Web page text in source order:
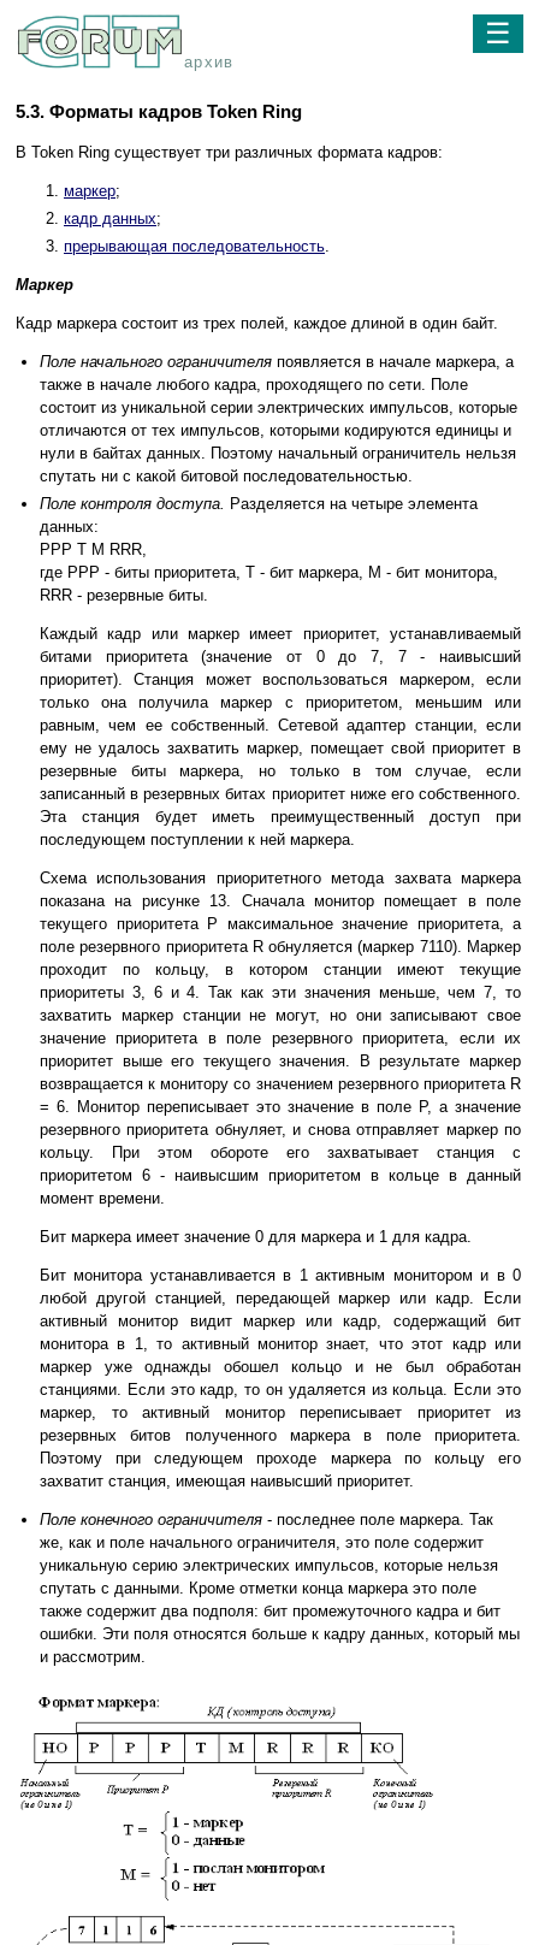
архив
☰
5.3. Форматы кадров Token Ring
В Token Ring существует три различных формата кадров:
маpкеp;
кадp данных;
пpеpывающая последовательность.
Маркер
Кадр маркера состоит из трех полей, каждое длиной в один байт.
Поле начального ограничителя появляется в начале маркера, а
также в начале любого кадра, проходящего по сети. Поле
состоит из уникальной серии электрических импульсов, которые
отличаются от тех импульсов, которыми кодируются единицы и
нули в байтах данных. Поэтому начальный ограничитель нельзя
спутать ни с какой битовой последовательностью.
Поле контроля доступа. Разделяется на четыре элемента
данных:
PPP T M RRR,
где PPP - биты приоритета, T - бит маркера, M - бит монитора,
RRR - резервные биты.
Каждый кадр или маркер имеет приоритет, устанавливаемый
битами приоритета (значение от 0 до 7, 7 - наивысший
приоритет). Станция может воспользоваться маркером, если
только она получила маркер с приоритетом, меньшим или
равным, чем ее собственный. Сетевой адаптер станции, если
ему не удалось захватить маркер, помещает свой приоритет в
резервные биты маркера, но только в том случае, если
записанный в резервных битах приоритет ниже его собственного.
Эта станция будет иметь преимущественный доступ при
последующем поступлении к ней маркера.
Схема использования приоритетного метода захвата маркера
показана на рисунке 13. Сначала монитор помещает в поле
текущего приоритета P максимальное значение приоритета, а
поле резервного приоритета R обнуляется (маркер 7110). Маркер
проходит по кольцу, в котором станции имеют текущие
приоритеты 3, 6 и 4. Так как эти значения меньше, чем 7, то
захватить маркер станции не могут, но они записывают свое
значение приоритета в поле резервного приоритета, если их
приоритет выше его текущего значения. В результате маркер
возвращается к монитору со значением резервного приоритета R
= 6. Монитор переписывает это значение в поле P, а значение
резервного приоритета обнуляет, и снова отправляет маркер по
кольцу. При этом обороте его захватывает станция с
приоритетом 6 - наивысшим приоритетом в кольце в данный
момент времени.
Бит маркера имеет значение 0 для маркера и 1 для кадра.
Бит монитора устанавливается в 1 активным монитором и в 0
любой другой станцией, передающей маркер или кадр. Если
активный монитор видит маркер или кадр, содержащий бит
монитора в 1, то активный монитор знает, что этот кадр или
маркер уже однажды обошел кольцо и не был обработан
станциями. Если это кадр, то он удаляется из кольца. Если это
маркер, то активный монитор переписывает приоритет из
резервных битов полученного маркера в поле приоритета.
Поэтому при следующем проходе маркера по кольцу его
захватит станция, имеющая наивысший приоритет.
Поле конечного ограничителя - последнее поле маркера. Так
же, как и поле начального ограничителя, это поле содержит
уникальную серию электрических импульсов, которые нельзя
спутать с данными. Кроме отметки конца маркера это поле
также содержит два подполя: бит промежуточного кадра и бит
ошибки. Эти поля относятся больше к кадру данных, который мы
и рассмотрим.